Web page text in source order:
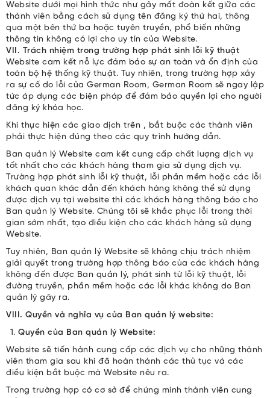
Website dưới mọi hình thức như gây mất đoàn kết giữa các
thành viên bằng cách sử dụng tên đăng ký thứ hai, thông
qua một bên thứ ba hoặc tuyên truyền, phổ biến những
thông tin không có lợi cho uy tín của Website.
VII. Trách nhiệm trong trường hợp phát sinh lỗi kỹ thuật
Website cam kết nỗ lực đảm bảo sự an toàn và ổn định của
toàn bộ hệ thống kỹ thuật. Tuy nhiên, trong trường hợp xảy
ra sự cố do lỗi của German Room, German Room sẽ ngay lập
tức áp dụng các biện pháp để đảm bảo quyền lợi cho người
đăng ký khóa học.
Khi thực hiện các giao dịch trên , bắt buộc các thành viên
phải thực hiện đúng theo các quy trình hướng dẫn.
Ban quản lý Website cam kết cung cấp chất lượng dịch vụ
tốt nhất cho các khách hàng tham gia sử dụng dịch vụ.
Trường hợp phát sinh lỗi kỹ thuật, lỗi phần mềm hoặc các lỗi
khách quan khác dẫn đến khách hàng không thể sử dụng
được dịch vụ tại website thì các khách hàng thông báo cho
Ban quản lý Website. Chúng tôi sẽ khắc phục lỗi trong thời
gian sớm nhất, tạo điều kiện cho các khách hàng sử dụng
Website.
Tuy nhiên, Ban quản lý Website sẽ không chịu trách nhiệm
giải quyết trong trường hợp thông báo của các khách hàng
không đến được Ban quản lý, phát sinh từ lỗi kỹ thuật, lỗi
đường truyền, phần mềm hoặc các lỗi khác không do Ban
quản lý gây ra.
VIII. Quyền và nghĩa vụ của Ban quản lý website:
Quyền của Ban quản lý Website:
Website sẽ tiến hành cung cấp các dịch vụ cho những thành
viên tham gia sau khi đã hoàn thành các thủ tục và các
điều kiện bắt buộc mà Website nêu ra.
Trong trường hợp có cơ sở để chứng minh thành viên cung